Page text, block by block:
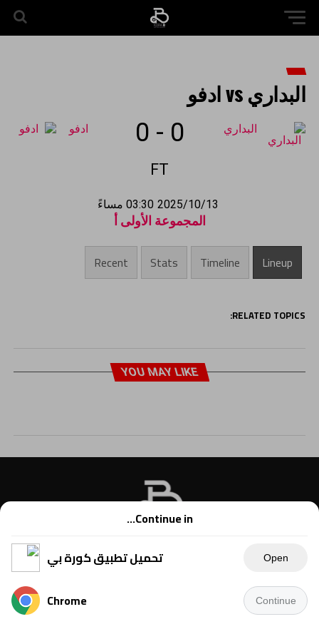
البداري vs ادفو
البداري 0
-
0
FT
ادفو
2025/10/13 03:30 مساءً
المجموعة الأولى أ
Lineup
Timeline
Stats
Recent
RELATED TOPICS:
YOU MAY LIKE
Copyright © 2021 Kora B, powered by Ahmednet.info
Continue in...
تحميل تطبيق كورة بي
Open
Chrome Continue